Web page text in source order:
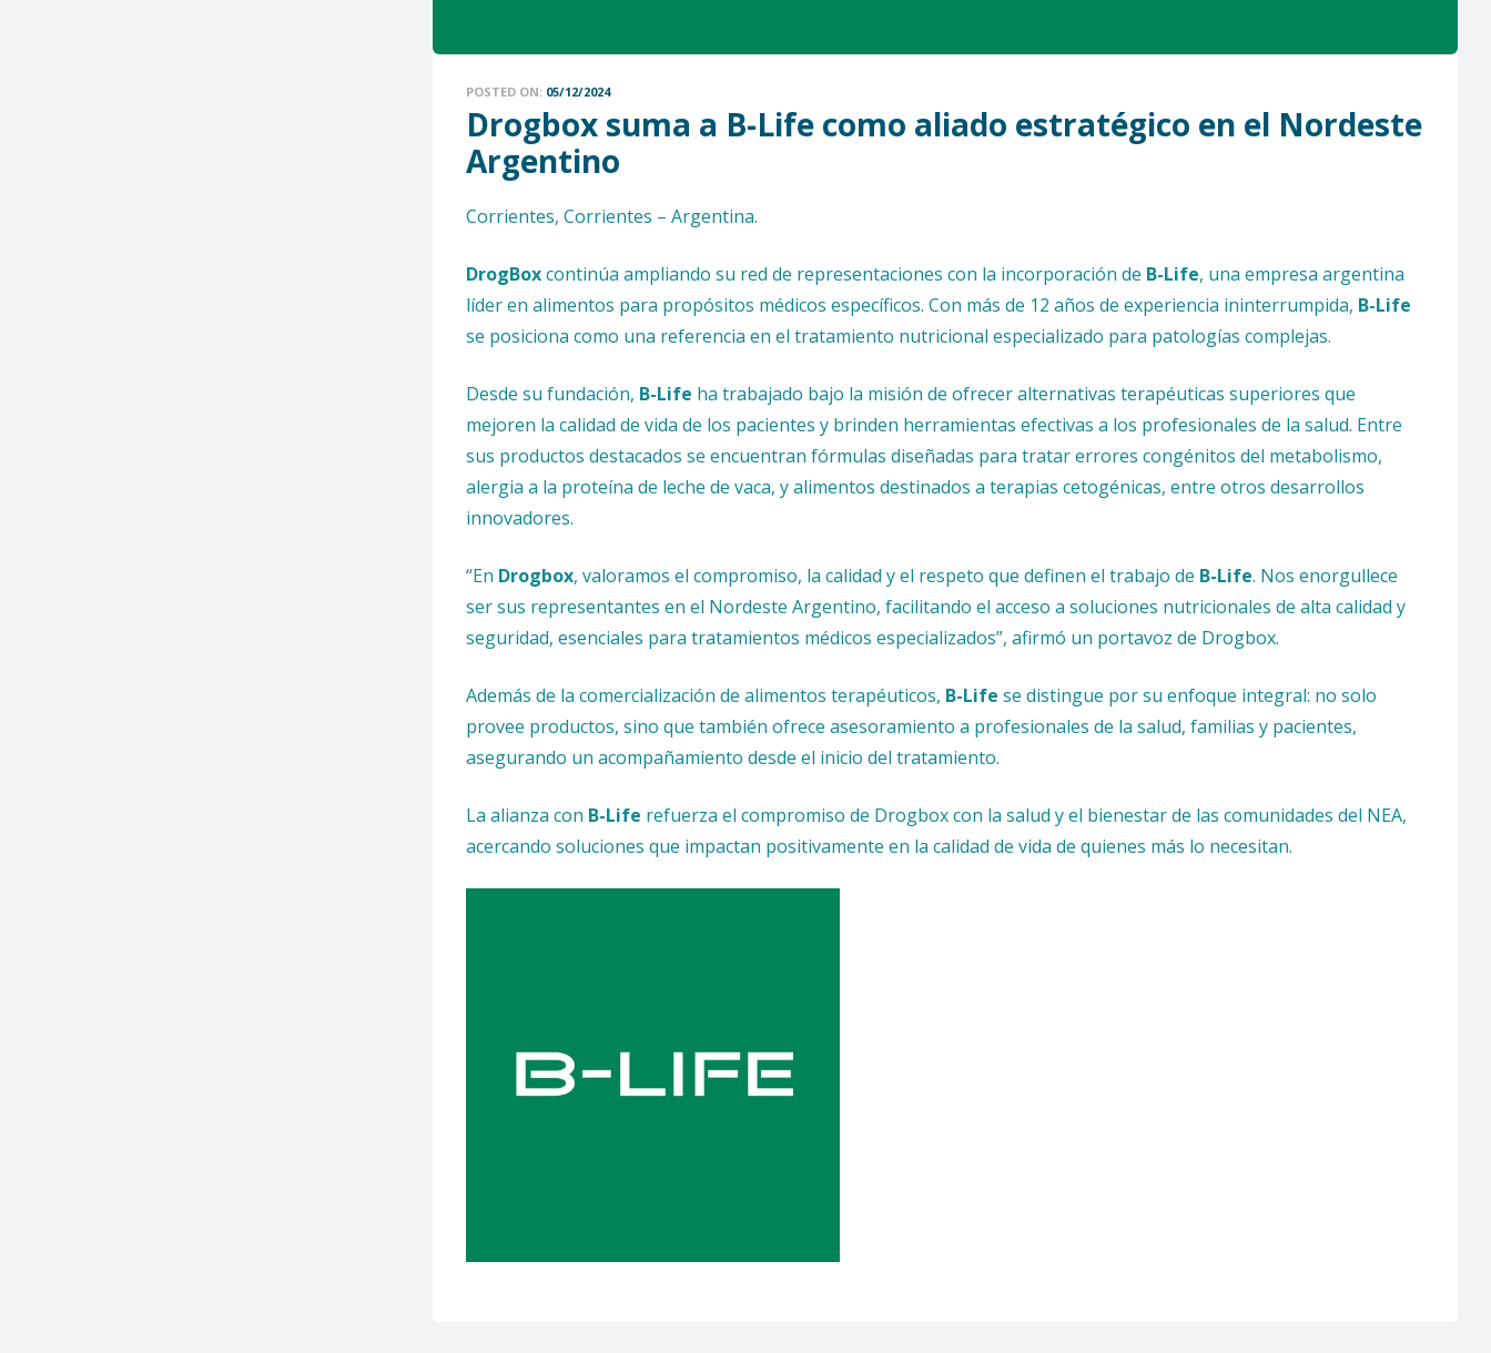
POSTED ON: 05/12/2024
Drogbox suma a B-Life como aliado estratégico en el Nordeste
Argentino
Corrientes, Corrientes – Argentina.
DrogBoxcontinúa ampliando su red de representaciones con la incorporación de B-Life, una empresa argentina
líder en alimentos para propósitos médicos específicos. Con más de 12 años de experiencia ininterrumpida, B-Life
se posiciona como una referencia en el tratamiento nutricional especializado para patologías complejas.
Desde su fundación, B-Life ha trabajado bajo la misión de ofrecer alternativas terapéuticas superiores que
mejoren la calidad de vida de los pacientes y brinden herramientas efectivas a los profesionales de la salud. Entre
sus productos destacados se encuentran fórmulas diseñadas para tratar errores congénitos del metabolismo,
alergia a la proteína de leche de vaca, y alimentos destinados a terapias cetogénicas, entre otros desarrollos
innovadores.
“En Drogbox, valoramos el compromiso, la calidad y el respeto que definen el trabajo de B-Life. Nos enorgullece
ser sus representantes en el Nordeste Argentino, facilitando el acceso a soluciones nutricionales de alta calidad y
seguridad, esenciales para tratamientos médicos especializados”, afirmó un portavoz de Drogbox.
Además de la comercialización de alimentos terapéuticos, B-Life se distingue por su enfoque integral: no solo
provee productos, sino que también ofrece asesoramiento a profesionales de la salud, familias y pacientes,
asegurando un acompañamiento desde el inicio del tratamiento.
La alianza con B-Life refuerza el compromiso de Drogbox con la salud y el bienestar de las comunidades del NEA,
acercando soluciones que impactan positivamente en la calidad de vida de quienes más lo necesitan.